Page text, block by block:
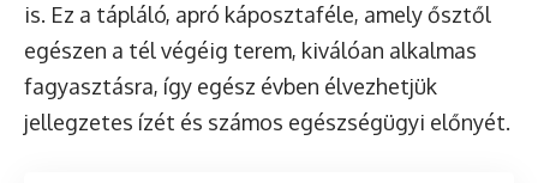
is. Ez a tápláló, apró káposztaféle, amely ősztől
egészen a tél végéig terem, kiválóan alkalmas
fagyasztásra, így egész évben élvezhetjük
jellegzetes ízét és számos egészségügyi előnyét.